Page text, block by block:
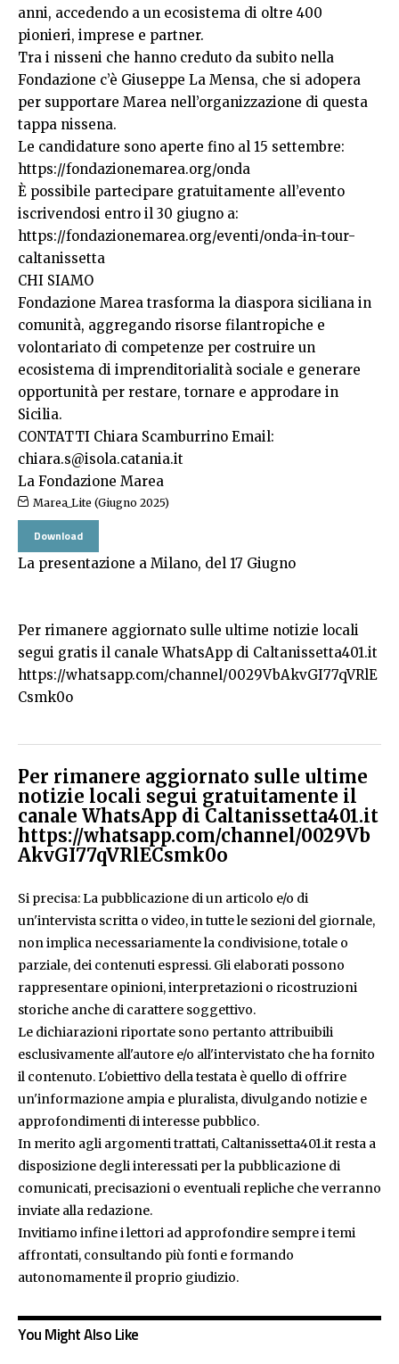
anni, accedendo a un ecosistema di oltre 400
pionieri, imprese e partner.
Tra i nisseni che hanno creduto da subito nella
Fondazione c’è Giuseppe La Mensa, che si adopera
per supportare Marea nell’organizzazione di questa
tappa nissena.
Le candidature sono aperte fino al 15 settembre:
https://fondazionemarea.org/onda
È possibile partecipare gratuitamente all’evento
iscrivendosi entro il 30 giugno a:
https://fondazionemarea.org/eventi/onda-in-tour-
caltanissetta
CHI SIAMO
Fondazione Marea trasforma la diaspora siciliana in
comunità, aggregando risorse filantropiche e
volontariato di competenze per costruire un
ecosistema di imprenditorialità sociale e generare
opportunità per restare, tornare e approdare in
Sicilia.
CONTATTI Chiara Scamburrino Email:
chiara.s@isola.catania.it
La Fondazione Marea
Marea_Lite (Giugno 2025)
Download
La presentazione a Milano, del 17 Giugno
Per rimanere aggiornato sulle ultime notizie locali
segui gratis il canale WhatsApp di Caltanissetta401.it
https://whatsapp.com/channel/0029VbAkvGI77qVRlE
Csmk0o
Per rimanere aggiornato sulle ultime
notizie locali segui gratuitamente il
canale WhatsApp di Caltanissetta401.it
https://whatsapp.com/channel/0029Vb
AkvGI77qVRlECsmk0o
Si precisa: La pubblicazione di un articolo e/o di
un'intervista scritta o video, in tutte le sezioni del giornale,
non implica necessariamente la condivisione, totale o
parziale, dei contenuti espressi. Gli elaborati possono
rappresentare opinioni, interpretazioni o ricostruzioni
storiche anche di carattere soggettivo.
Le dichiarazioni riportate sono pertanto attribuibili
esclusivamente all'autore e/o all'intervistato che ha fornito
il contenuto. L'obiettivo della testata è quello di offrire
un'informazione ampia e pluralista, divulgando notizie e
approfondimenti di interesse pubblico.
In merito agli argomenti trattati, Caltanissetta401.it resta a
disposizione degli interessati per la pubblicazione di
comunicati, precisazioni o eventuali repliche che verranno
inviate alla redazione.
Invitiamo infine i lettori ad approfondire sempre i temi
affrontati, consultando più fonti e formando
autonomamente il proprio giudizio.
You Might Also Like